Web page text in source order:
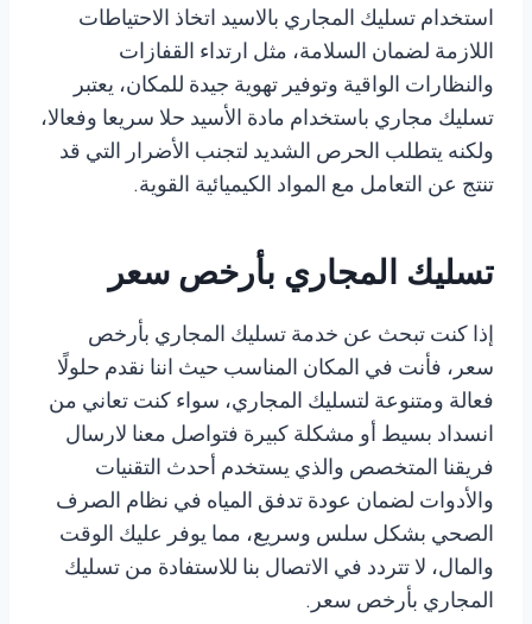
استخدام تسليك المجاري بالاسيد اتخاذ الاحتياطات
اللازمة لضمان السلامة، مثل ارتداء القفازات
والنظارات الواقية وتوفير تهوية جيدة للمكان، يعتبر
تسليك مجاري باستخدام مادة الأسيد حلا سريعا وفعالا،
ولكنه يتطلب الحرص الشديد لتجنب الأضرار التي قد
تنتج عن التعامل مع المواد الكيميائية القوية.
تسليك المجاري بأرخص سعر
إذا كنت تبحث عن خدمة تسليك المجاري بأرخص
سعر، فأنت في المكان المناسب حيث اننا نقدم حلولًا
فعالة ومتنوعة لتسليك المجاري، سواء كنت تعاني من
انسداد بسيط أو مشكلة كبيرة فتواصل معنا لارسال
فريقنا المتخصص والذي يستخدم أحدث التقنيات
والأدوات لضمان عودة تدفق المياه في نظام الصرف
الصحي بشكل سلس وسريع، مما يوفر عليك الوقت
والمال، لا تتردد في الاتصال بنا للاستفادة من تسليك
المجاري بأرخص سعر.